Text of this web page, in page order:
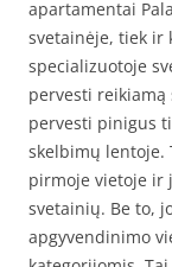
apartamentai
svetainėje, tiek ir
specializuotoje
pervesti
pervesti pinigus
skelbimų lentoje.
pirmoje vietoje ir
svetainių. Be to,
apgyvendinimo